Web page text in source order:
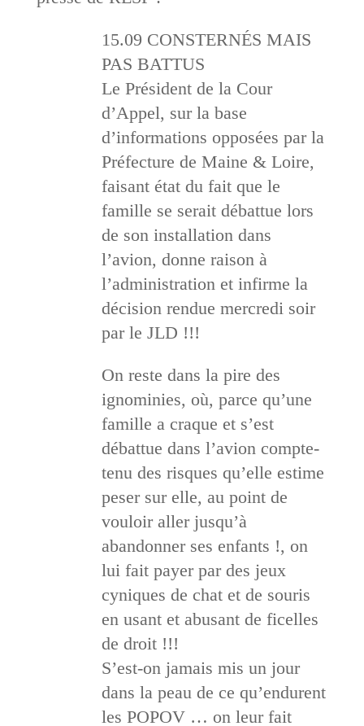
15.09 CONSTERNÉS MAIS
PAS BATTUS
Le Président de la Cour
d’Appel, sur la base
d’informations opposées par la
Préfecture de Maine & Loire,
faisant état du fait que le
famille se serait débattue lors
de son installation dans
l’avion, donne raison à
l’administration et infirme la
décision rendue mercredi soir
par le JLD !!!
On reste dans la pire des
ignominies, où, parce qu’une
famille a craque et s’est
débattue dans l’avion compte-
tenu des risques qu’elle estime
peser sur elle, au point de
vouloir aller jusqu’à
abandonner ses enfants !, on
lui fait payer par des jeux
cyniques de chat et de souris
en usant et abusant de ficelles
de droit !!!
S’est-on jamais mis un jour
dans la peau de ce qu’endurent
les POPOV … on leur fait